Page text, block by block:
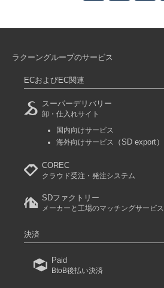
ラクーングループのサービス
ECおよびEC関連
スーパーデリバリー
卸・仕入れサイト
国内向けサービス
海外向けサービス
（SD export）
COREC
クラウド受注・発注システム
SDファクトリー
メーカーと工場のマッチングサービス
決済
Paid
BtoB後払い決済